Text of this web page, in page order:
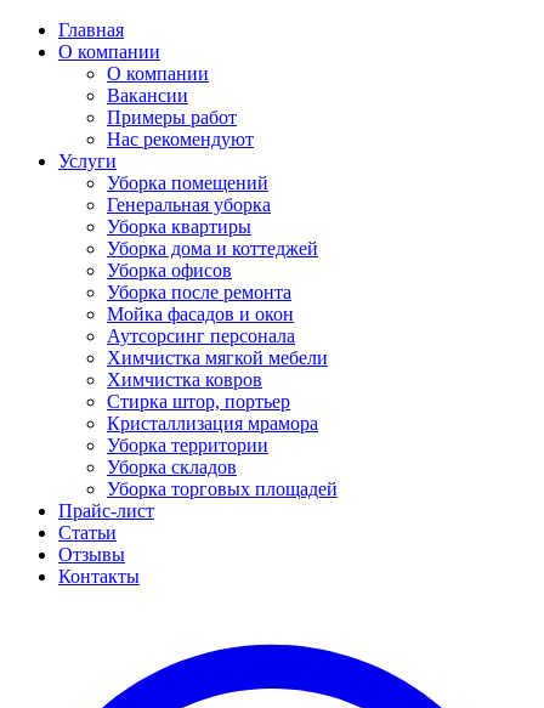
Главная
О компании
О компании
Вакансии
Примеры работ
Нас рекомендуют
Услуги
Уборка помещений
Генеральная уборка
Уборка квартиры
Уборка дома и коттеджей
Уборка офисов
Уборка после ремонта
Мойка фасадов и окон
Аутсорсинг персонала
Химчистка мягкой мебели
Химчистка ковров
Стирка штор, портьер
Кристаллизация мрамора
Уборка территории
Уборка складов
Уборка торговых площадей
Прайс-лист
Cтатьи
Отзывы
Контакты